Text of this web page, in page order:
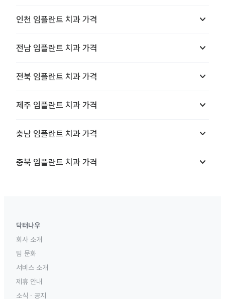
인천 임플란트 치과 가격 keyboard_arrow_down
전남 임플란트 치과 가격 keyboard_arrow_down
전북 임플란트 치과 가격 keyboard_arrow_down
제주 임플란트 치과 가격 keyboard_arrow_down
충남 임플란트 치과 가격 keyboard_arrow_down
충북 임플란트 치과 가격 keyboard_arrow_down
닥터나우
회사 소개
팀 문화
서비스 소개
제휴 안내
소식 · 공지